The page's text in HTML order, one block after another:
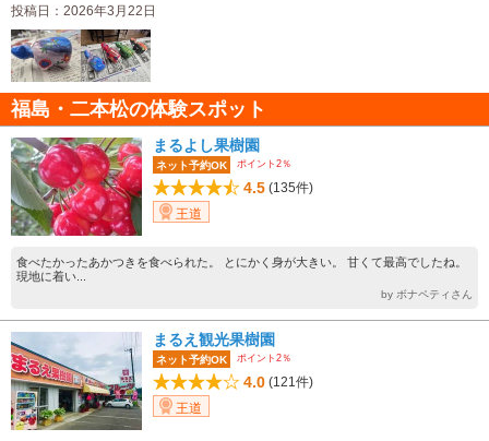
投稿日：2026年3月22日
福島・二本松の体験スポット
まるよし果樹園
ネット予約OK ポイント2％
4.5 (135件)
王道
食べたかったあかつきを食べられた。 とにかく身が大きい。 甘くて最高でしたね。
現地に着い...
by ボナペティさん
まるえ観光果樹園
ネット予約OK ポイント2％
4.0 (121件)
王道